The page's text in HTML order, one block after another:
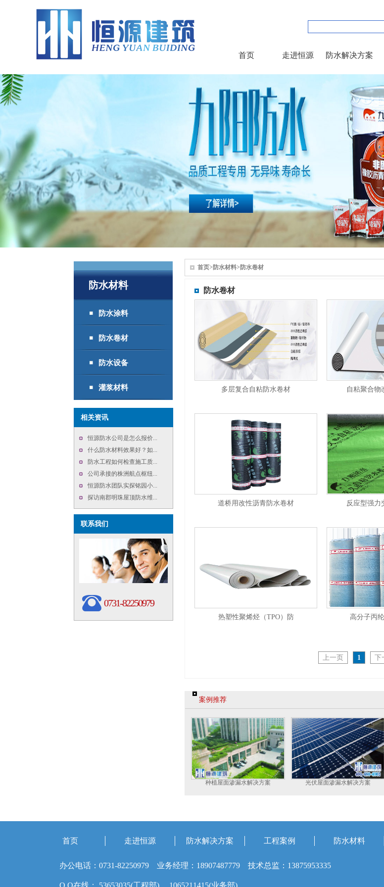
首页 走进恒源 防水解决方案
防水材料
防水涂料
防水卷材
防水设备
灌浆材料
相关资讯
恒源防水公司是怎么报价...
什么防水材料效果好？如...
防水工程如何检查施工质...
公司承接的株洲航点枢纽...
恒源防水团队实探铭园小...
探访南郡明珠屋顶防水维...
联系我们
0731-82250979
首页> 防水材料> 防水卷材
防水卷材
多层复合自粘防水卷材 自粘聚合物
道桥用改性沥青防水卷材 反应型强力
热塑性聚烯烃（TPO）防 高分子丙
上一页 1 下
案例推荐
种植屋面渗漏水解决方案 光伏屋面渗漏水解决方案
首页 走进恒源 防水解决方案 工程案例 防水材料
办公电话：0731-82250979 业务经理：18907487779 技术总监：13875953335
Q Q在线： 53653035(工程部) 1065211415(业务部)